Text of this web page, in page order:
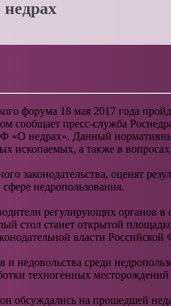
форума 18 мая 2017 года
сообщает пресс-служба
«О недрах». Данный
ископаемых, а также в
законодательства, оценят
недропользования.
регулирующих органов
стол станет открытой
власти Российской
недовольства среди
техногенных месторождений
обсуждались на прошедшей